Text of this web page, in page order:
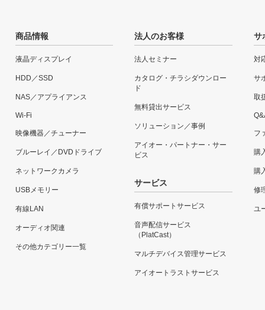
商品情報
液晶ディスプレイ
HDD／SSD
NAS／アプライアンス
Wi-Fi
映像機器／チューナー
ブルーレイ／DVDドライブ
ネットワークカメラ
USBメモリー
有線LAN
オーディオ関連
その他カテゴリー一覧
法人のお客様
法人セミナー
カタログ・チラシダウンロー
ド
無料貸出サービス
ソリューション／事例
アイオー・パートナー・サー
ビス
サービス
有償サポートサービス
音声配信サービス
（PlatCast）
マルチデバイス管理サービス
アイオートラストサービス
サ
対
サ
取
フ
購
購
修
ユ